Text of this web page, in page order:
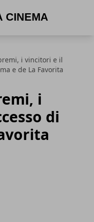
i vincitori e il
e de La Favorita
i
di